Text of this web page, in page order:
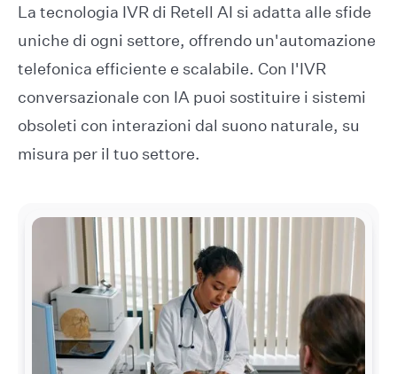
La tecnologia IVR di Retell AI si adatta alle sfide
uniche di ogni settore, offrendo un'automazione
telefonica efficiente e scalabile. Con l'IVR
conversazionale con IA puoi sostituire i sistemi
obsoleti con interazioni dal suono naturale, su
misura per il tuo settore.